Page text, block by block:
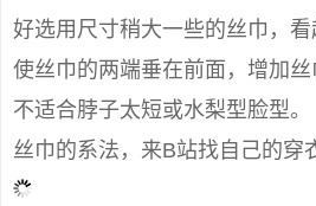
好选用尺寸稍大一些的丝巾，看
使丝巾的两端垂在前面，增加
不适合脖子太短或水梨型脸型。
丝巾的系法，来B站找自己的穿